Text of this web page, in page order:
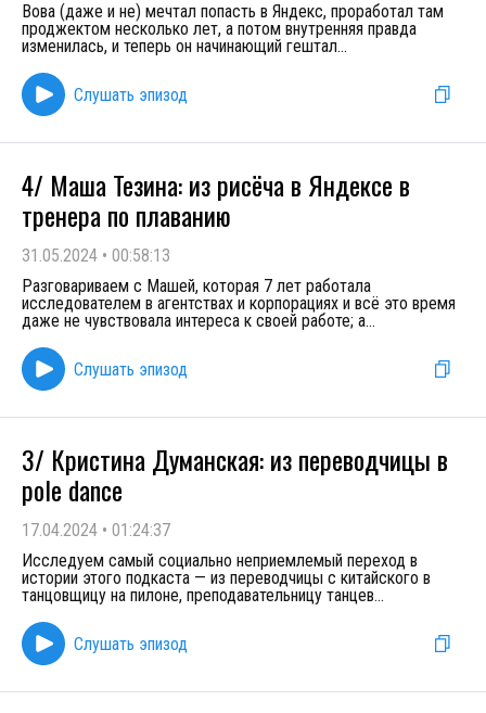
Вова (даже и не) мечтал попасть в Яндекс, проработал там
проджектом несколько лет, а потом внутренняя правда
изменилась, и теперь он начинающий гештал...
Слушать эпизод
4/ Маша Тезина: из рисёча в Яндексе в
тренера по плаванию
31.05.2024 • 00:58:13
Разговариваем с Машей, которая 7 лет работала
исследователем в агентствах и корпорациях и всё это время
даже не чувствовала интереса к своей работе; а...
Слушать эпизод
3/ Кристина Думанская: из переводчицы в
pole dance
17.04.2024 • 01:24:37
Исследуем самый социально неприемлемый переход в
истории этого подкаста — из переводчицы с китайского в
танцовщицу на пилоне, преподавательницу танцев...
Слушать эпизод